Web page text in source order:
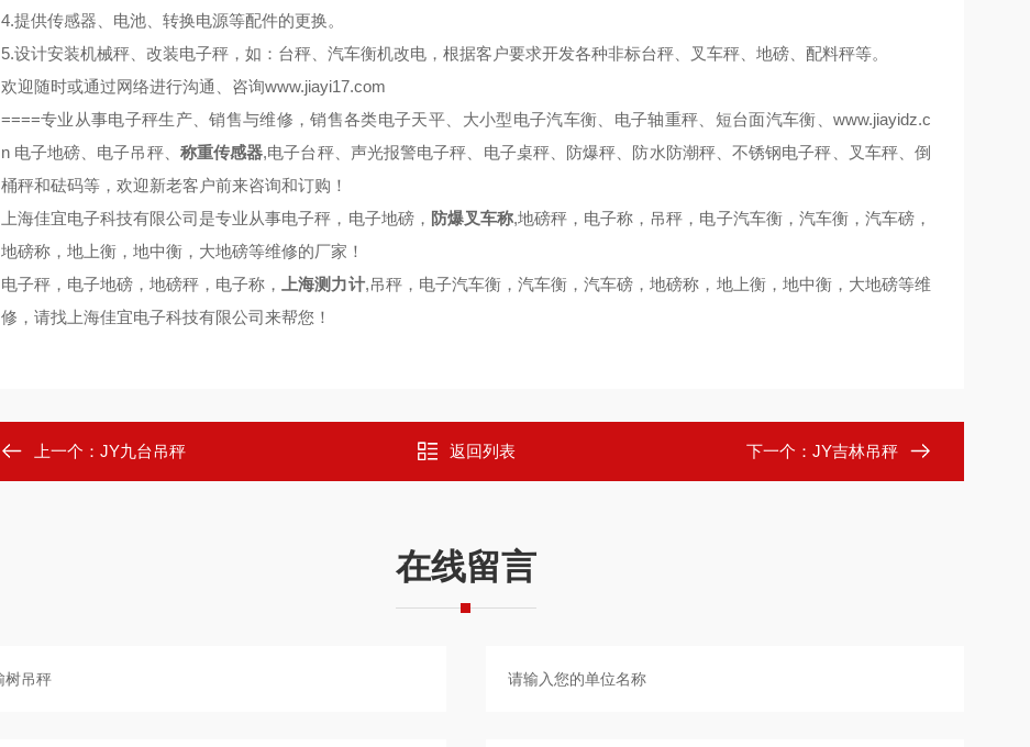
4.提供传感器、电池、转换电源等配件的更换。
5.设计安装机械秤、改装电子秤，如：台秤、汽车衡机改电，根据客户要求开发各种非标台秤、叉车秤、地磅、配料秤等。
欢迎随时或通过网络进行沟通、咨询www.jiayi17.com
====专业从事电子秤生产、销售与维修，销售各类电子天平、大小型电子汽车衡、电子轴重秤、短台面汽车衡、 www.jiayidz.c
n 电子地磅、电子吊秤、 称重传感器,电子台秤、声光报警电子秤、电子桌秤、防爆秤、防水防潮秤、不锈钢电子秤、叉车秤、倒
桶秤和砝码等，欢迎新老客户前来咨询和订购！
上海佳宜电子科技有限公司是专业从事电子秤，电子地磅， 防爆叉车称,地磅秤，电子称，吊秤，电子汽车衡，汽车衡，汽车磅，
地磅称，地上衡，地中衡，大地磅等维修的厂家！
电子秤，电子地磅，地磅秤，电子称，
上海测力计,吊秤，电子汽车衡，汽车衡，汽车磅，地磅称，地上衡，地中衡，大地磅等维
修，请找上海佳宜电子科技有限公司来帮您！
上一个： JY九台吊秤 返回列表 下一个： JY吉林吊秤
在线留言